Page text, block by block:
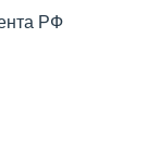
РФ